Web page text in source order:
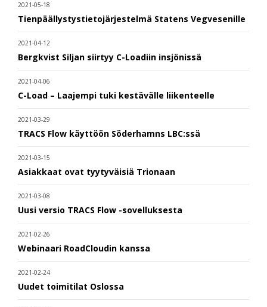
2021-05-18
Tienpäällystystietojärjestelmä Statens Vegvesenille
2021-04-12
Bergkvist Siljan siirtyy C-Loadiin insjönissä
2021-04-06
C-Load – Laajempi tuki kestävälle liikenteelle
2021-03-29
TRACS Flow käyttöön Söderhamns LBC:ssä
2021-03-15
Asiakkaat ovat tyytyväisiä Trionaan
2021-03-08
Uusi versio TRACS Flow -sovelluksesta
2021-02-26
Webinaari RoadCloudin kanssa
2021-02-24
Uudet toimitilat Oslossa